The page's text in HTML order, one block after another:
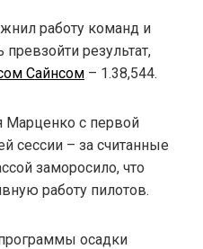
работу команд и
результат,
Сайнсом – 1.38,544.
Марценко с первой
сессии – за считанные
заморосило, что
работу пилотов.
осадки